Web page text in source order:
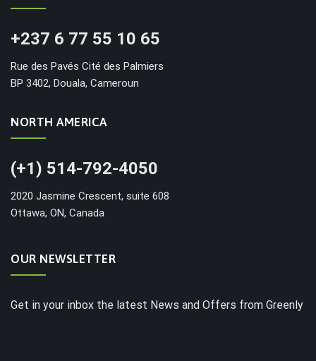
+237 6 77 55 10 65
Rue des Pavés Cité des Palmiers
BP 3402, Douala, Cameroun
NORTH AMERICA
(+1) 514-792-4050
2020 Jasmine Crescent, suite 608
Ottawa, ON, Canada
OUR NEWSLETTER
Get in your inbox the latest News and Offers from Greenly